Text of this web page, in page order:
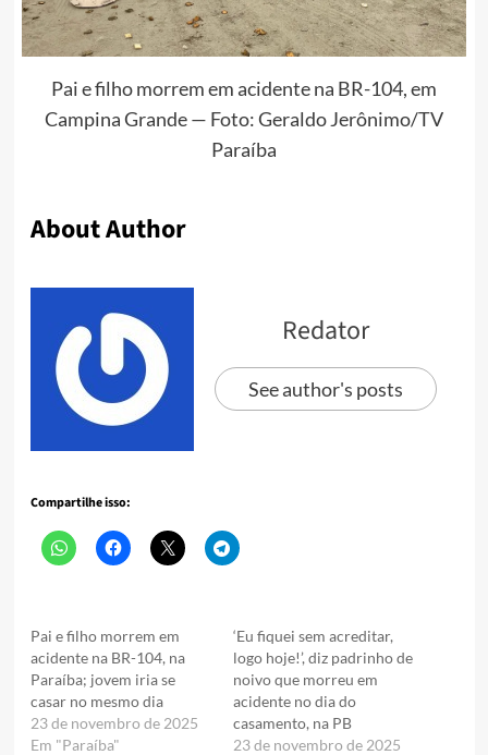
Pai e filho morrem em acidente na BR-104, em
Campina Grande — Foto: Geraldo Jerônimo/TV
Paraíba
About Author
Redator
See author's posts
Compartilhe isso:
Pai e filho morrem em
acidente na BR-104, na
Paraíba; jovem iria se
casar no mesmo dia
23 de novembro de 2025
Em "Paraíba"
‘Eu fiquei sem acreditar,
logo hoje!’, diz padrinho de
noivo que morreu em
acidente no dia do
casamento, na PB
23 de novembro de 2025